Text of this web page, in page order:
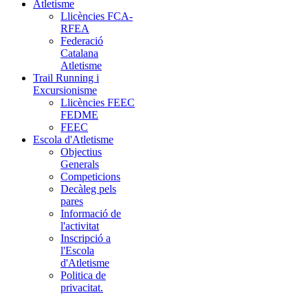
Atletisme
Llicències FCA-
RFEA
Federació
Catalana
Atletisme
Trail Running i
Excursionisme
Llicències FEEC
FEDME
FEEC
Escola d'Atletisme
Objectius
Generals
Competicions
Decàleg pels
pares
Informació de
l'activitat
Inscripció a
l'Escola
d'Atletisme
Politica de
privacitat.